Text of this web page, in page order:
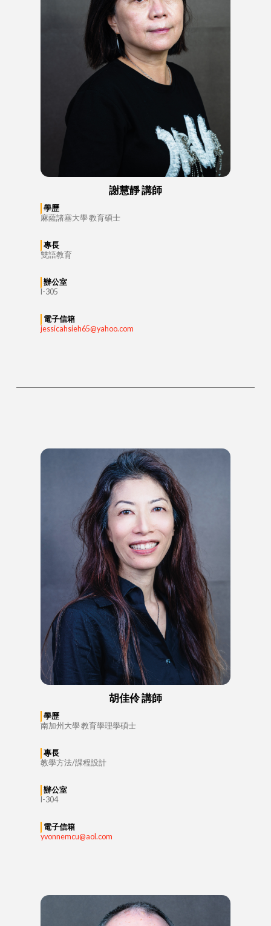
謝慧靜 講師
學歷
麻薩諸塞大學 教育碩士
專長
雙語教育
辦公室
I-305
電子信箱
jessicahsieh65@yahoo.com
胡佳伶 講師
學歷
南加州大學 教育學理學碩士
專長
教學方法/課程設計
辦公室
I-304
電子信箱
yvonnemcu@aol.com